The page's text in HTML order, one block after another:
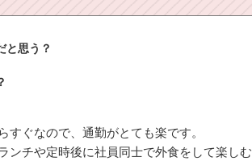
と思う？
すぐなので、通勤がとても楽です。
ンチや定時後に社員同士で外食をして楽し